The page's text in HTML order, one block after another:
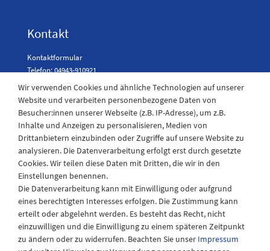
Kontakt
Kontaktformular
Telefon: 04943-910921
Laden Öffnungszeiten
Montag - Freitag
08:30 - 12:30 und 13.00 - 17.30 Uhr
Samstags
08:30 bis 12:30 Uhr
Wir verwenden Cookies und ähnliche Technologien auf unserer
Website und verarbeiten personenbezogene Daten von
Besucher:innen unserer Webseite (z.B. IP-Adresse), um z.B.
Inhalte und Anzeigen zu personalisieren, Medien von
Drittanbietern einzubinden oder Zugriffe auf unsere Website zu
analysieren. Die Datenverarbeitung erfolgt erst durch gesetzte
Cookies. Wir teilen diese Daten mit Dritten, die wir in den
Einstellungen benennen.
Die Datenverarbeitung kann mit Einwilligung oder aufgrund
eines berechtigten Interesses erfolgen. Die Zustimmung kann
erteilt oder abgelehnt werden. Es besteht das Recht, nicht
einzuwilligen und die Einwilligung zu einem späteren Zeitpunkt
zu ändern oder zu widerrufen. Beachten Sie unser Impressum